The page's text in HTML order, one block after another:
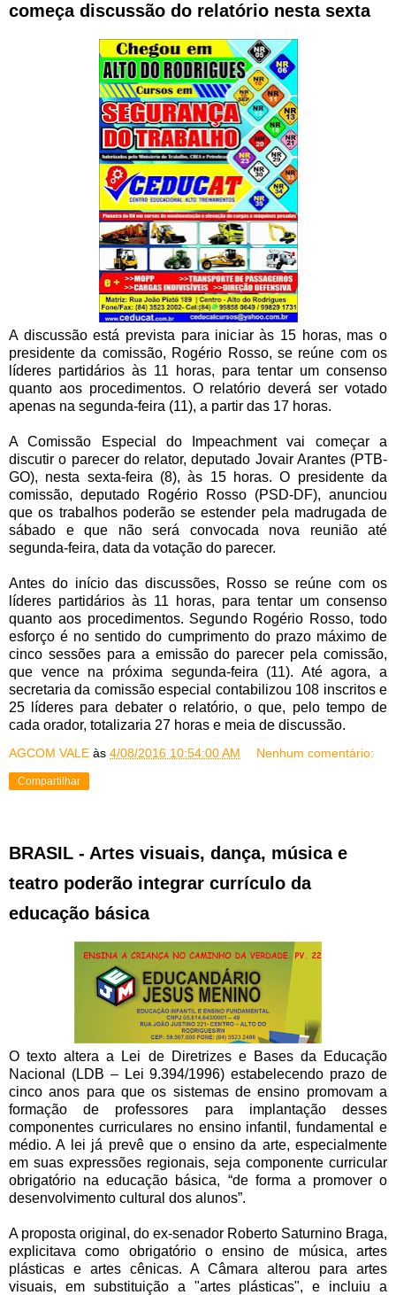
começa discussão do relatório nesta sexta
A discussão está prevista para iniciar às 15 horas, mas o
presidente da comissão, Rogério Rosso, se reúne com os
líderes partidários às 11 horas, para tentar um consenso
quanto aos procedimentos. O relatório deverá ser votado
apenas na segunda-feira (11), a partir das 17 horas.
A Comissão Especial do Impeachment vai começar a
discutir o parecerdo relator, deputado Jovair Arantes (PTB-
GO), nesta sexta-feira (8), às 15 horas. O presidente da
comissão, deputado Rogério Rosso (PSD-DF), anunciou
que os trabalhos poderão se estender pela madrugada de
sábado e que não será convocada nova reunião até
segunda-feira, data da votação do parecer.
Antes do início das discussões, Rosso se reúne com os
líderes partidários às 11 horas, para tentar um consenso
quanto aos procedimentos. Segundo Rogério Rosso, todo
esforço é no sentido do cumprimento do prazo máximo de
cinco sessões para a emissão do parecer pela comissão,
que vence na próxima segunda-feira (11). Até agora, a
secretaria da comissão especial contabilizou 108 inscritos e
25 líderes para debater o relatório, o que, pelo tempo de
cada orador, totalizaria 27 horas e meia de discussão.
AGCOM VALE às 4/08/2016 10:54:00 AM Nenhum comentário:
Compartilhar
BRASIL - Artes visuais, dança, música e
teatro poderão integrar currículo da
educação básica
O texto altera a Lei de Diretrizes e Bases da Educação
Nacional (LDB – Lei 9.394/1996) estabelecendo prazo de
cinco anos para que os sistemas de ensino promovam a
formação de professores para implantação desses
componentes curriculares no ensino infantil, fundamental e
médio. A lei já prevê que o ensino da arte, especialmente
em suas expressões regionais, seja componente curricular
obrigatório na educação básica, “de forma a promover o
desenvolvimento cultural dos alunos”.
A proposta original, do ex-senador Roberto Saturnino Braga,
explicitava como obrigatório o ensino de música, artes
plásticas e artes cênicas. A Câmara alterou para artes
visuais, em substituição a "artes plásticas", e incluiu a